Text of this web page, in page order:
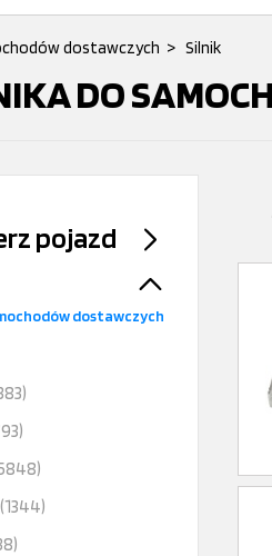
dostawczych > Silnik
DO
pojazd
dostawczych
(1344)